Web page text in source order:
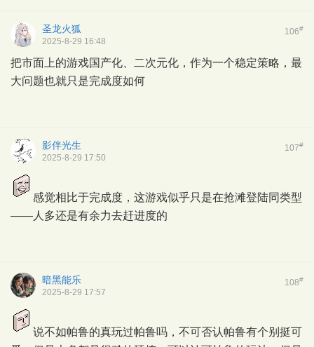
106#
圣龙火狐
2025-8-29 16:48
把市面上的游戏国产化、二次元化，作为一个稳定策略，最
大问题也就只是完成度如何
107#
影伴光生
2025-8-29 17:50
感觉相比于完成度，这游戏似乎只是在抢滩登陆同类型
——人多还是有余力去赶进度的
108#
暗黑能乐
2025-8-29 17:57
说不如帕鲁的真玩过帕鲁吗，不可否认帕鲁有个别挺可